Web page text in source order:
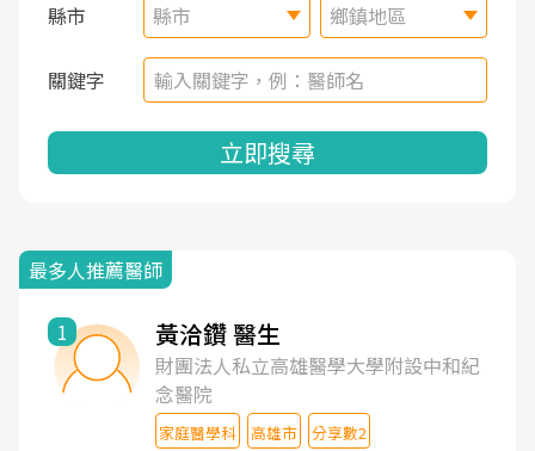
縣市 縣市 鄉鎮地區
關鍵字
立即搜尋
最多人推薦醫師
1 黃洽鑽 醫生
財團法人私立高雄醫學大學附設中和紀
念醫院
家庭醫學科 高雄市 分享數2